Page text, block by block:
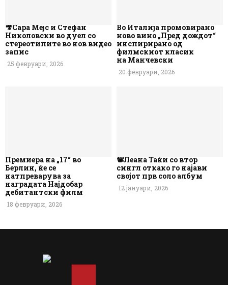
🎥Сара Мејс и Стефан
Николовски во дуел со
стереотипите во нов видео
запис
25 февруари, 2026
Во Италија промовирано
ново вино „Пред дождот“
инспирирано од
филмскиот класик
на Манчевски
20 февруари, 2026
Премиера на „17“ во
Берлин, ќе се
натпреварува за
наградата Најдобар
дебитантски филм
18 февруари, 2026
📽️Леана Таќи со втор
сингл откако го најави
својот прв соло албум
12 јануари, 2026